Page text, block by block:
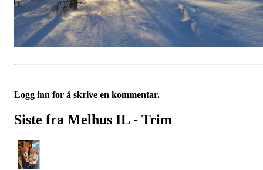
Logg inn for å skrive en kommentar.
Siste fra Melhus IL - Trim